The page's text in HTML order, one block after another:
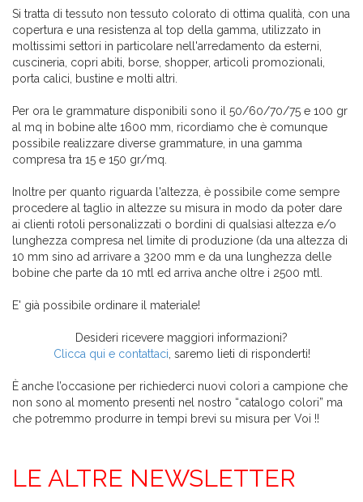
Si tratta di tessuto non tessuto colorato di ottima qualità, con una
copertura e una resistenza al top della gamma, utilizzato in
moltissimi settori in particolare nell'arredamento da esterni,
cuscineria, copri abiti, borse, shopper, articoli promozionali,
porta calici, bustine e molti altri.
Per ora le grammature disponibili sono il 50/60/70/75 e 100 gr
al mq in bobine alte 1600 mm, ricordiamo che è comunque
possibile realizzare diverse grammature, in una gamma
compresa tra 15 e 150 gr/mq.
Inoltre per quanto riguarda l'altezza, è possibile come sempre
procedere al taglio in altezze su misura in modo da poter dare
ai clienti rotoli personalizzati o bordini di qualsiasi altezza e/o
lunghezza compresa nel limite di produzione (da una altezza di
10 mm sino ad arrivare a 3200 mm e da una lunghezza delle
bobine che parte da 10 mtl ed arriva anche oltre i 2500 mtl.
E' già possibile ordinare il materiale!
Desideri ricevere maggiori informazioni?
Clicca qui e contattaci , saremo lieti di risponderti!
È anche l’occasione per richiederci nuovi colori a campione che
non sono al momento presenti nel nostro “catalogo colori” ma
che potremmo produrre in tempi brevi su misura per Voi !!
LE ALTRE NEWSLETTER